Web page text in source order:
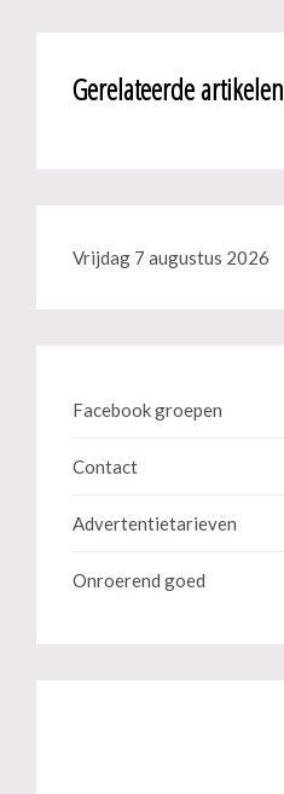
Gerelateerde artikelen
Vrijdag 7 augustus 2026
Facebook groepen
Contact
Advertentietarieven
Onroerend goed